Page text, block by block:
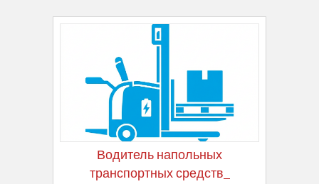
Водитель напольных
транспортных средств_